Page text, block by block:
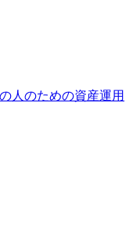
人のための資産運用